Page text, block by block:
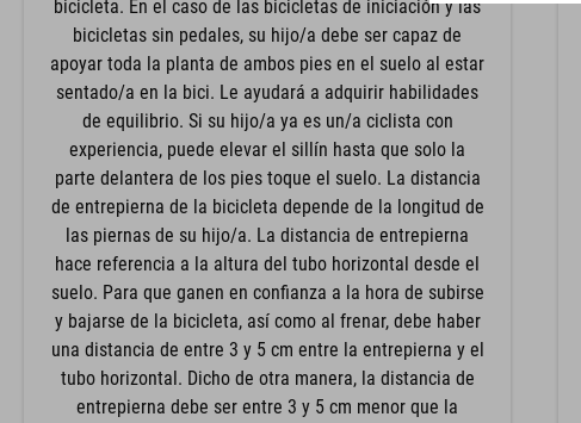
bicicleta. En el caso de las bicicletas de iniciación y las
bicicletas sin pedales, su hijo/a debe ser capaz de
apoyar toda la planta de ambos pies en el suelo al estar
sentado/a en la bici. Le ayudará a adquirir habilidades
de equilibrio. Si su hijo/a ya es un/a ciclista con
experiencia, puede elevar el sillín hasta que solo la
parte delantera de los pies toque el suelo. La distancia
de entrepierna de la bicicleta depende de la longitud de
las piernas de su hijo/a. La distancia de entrepierna
hace referencia a la altura del tubo horizontal desde el
suelo. Para que ganen en confianza a la hora de subirse
y bajarse de la bicicleta, así como al frenar, debe haber
una distancia de entre 3 y 5 cm entre la entrepierna y el
tubo horizontal. Dicho de otra manera, la distancia de
entrepierna debe ser entre 3 y 5 cm menor que la